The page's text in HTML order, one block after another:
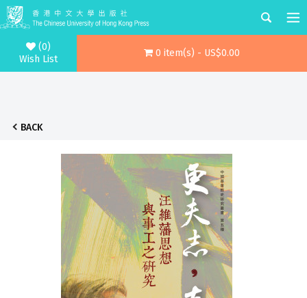
(0)
Wish List
0 item(s) - US$0.00
BACK